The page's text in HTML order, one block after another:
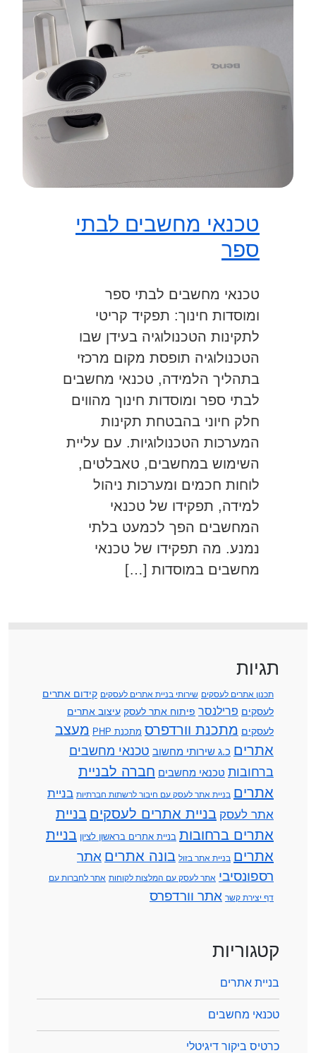
טכנאי מחשבים לבתי
ספר
טכנאי מחשבים לבתי ספר
ומוסדות חינוך: תפקיד קריטי
לתקינות הטכנולוגיה בעידן שבו
הטכנולוגיה תופסת מקום מרכזי
בתהליך הלמידה, טכנאי מחשבים
לבתי ספר ומוסדות חינוך מהווים
חלק חיוני בהבטחת תקינות
המערכות הטכנולוגיות. עם עליית
השימוש במחשבים, טאבלטים,
לוחות חכמים ומערכות ניהול
למידה, תפקידו של טכנאי
המחשבים הפך לכמעט בלתי
נמנע. מה תפקידו של טכנאי
מחשבים במוסדות […]
תגיות
תכנון אתרים לעסקים שירותי בניית אתרים לעסקים קידום אתרים
לעסקים פרילנסר פיתוח אתר לעסק עיצוב אתרים
לעסקים מתכנת וורדפרס מתכנת PHP
מעצב
אתרים כ.ג שירותי מחשוב טכנאי מחשבים
ברחובות טכנאי מחשבים חברה לבניית
אתרים בניית אתר לעסק עם חיבור לרשתות חברתיות בניית
אתר לעסק בניית אתרים לעסקים בניית
אתרים ברחובות בניית אתרים בראשון לציון בניית
אתרים בניית אתר בזול בונה אתרים אתר
רספונסיבי אתר לעסק עם המלצות לקוחות אתר לחברות עם
דף יצירת קשר אתר וורדפרס
קטגוריות
בניית אתרים
טכנאי מחשבים
כרטיס ביקור דיגיטלי